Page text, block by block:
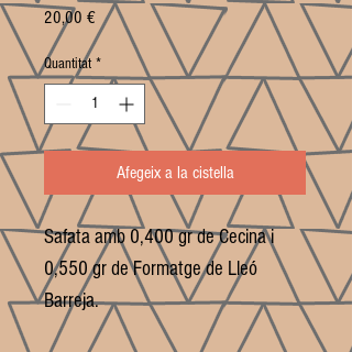
20,00 €Price
Quantitat *
Afegeix a la cistella
Safata amb 0,400 gr de Cecina i
0,550 gr de Formatge de Lleó
Barreja.